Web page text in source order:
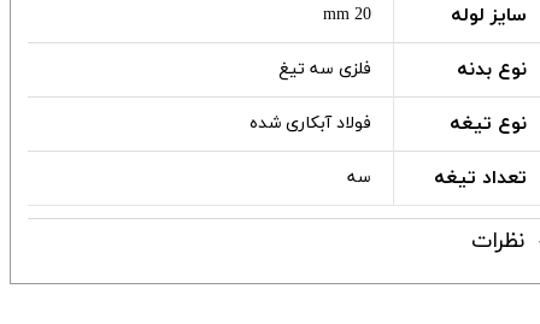
سایز لوله 20 mm
نوع بدنه فلزی سه تیغ
نوع تیغه فولاد آبکاری شده
تعداد تیغه سه
نظرات